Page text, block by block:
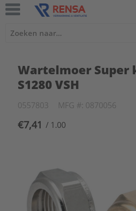
Wartelmoer Super
S1280 VSH
0557803 MFG #: 0870056
€7,41 / 1.00